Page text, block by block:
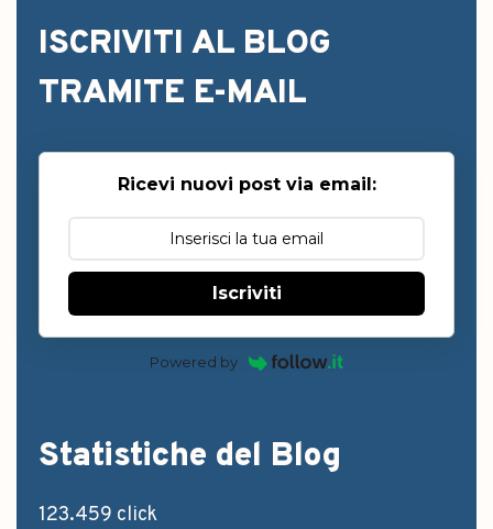
ISCRIVITI AL BLOG
TRAMITE E-MAIL
Ricevi nuovi post via email:
Iscriviti
Powered by
Statistiche del Blog
123.459 click